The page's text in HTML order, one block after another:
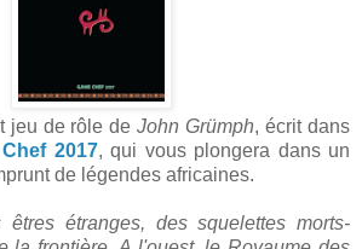
jeu de rôle deJohn Grümph, écrit dans
2017, qui vous plongera dans un
de légendes africaines.
êtres étranges, des squelettes morts-